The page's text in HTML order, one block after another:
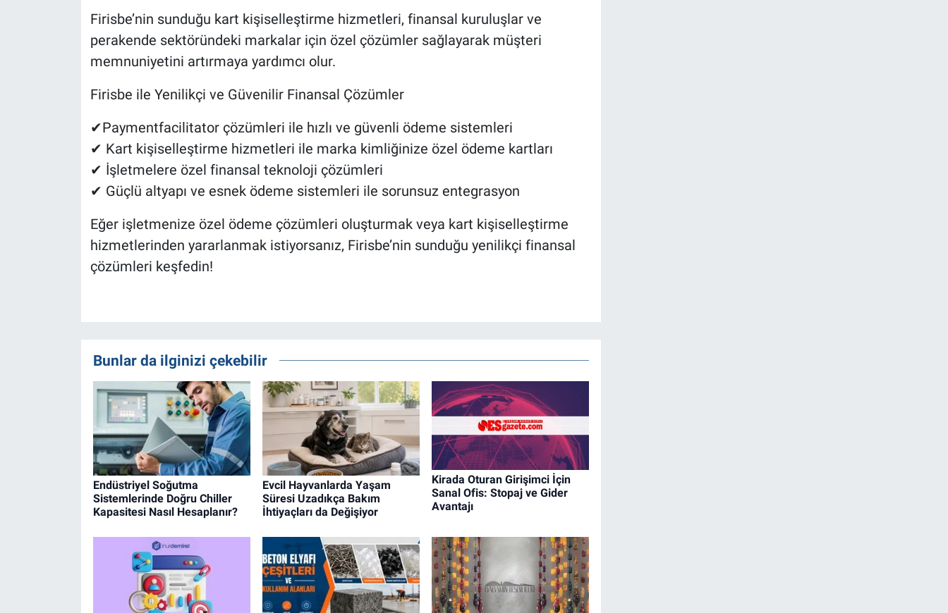
Firisbe’nin sunduğu kart kişiselleştirme hizmetleri, finansal kuruluşlar ve
perakende sektöründeki markalar için özel çözümler sağlayarak müşteri
memnuniyetini artırmaya yardımcı olur.
Firisbe ile Yenilikçi ve Güvenilir Finansal Çözümler
✔Paymentfacilitator çözümleri ile hızlı ve güvenli ödeme sistemleri
✔ Kart kişiselleştirme hizmetleri ile marka kimliğinize özel ödeme kartları
✔ İşletmelere özel finansal teknoloji çözümleri
✔ Güçlü altyapı ve esnek ödeme sistemleri ile sorunsuz entegrasyon
Eğer işletmenize özel ödeme çözümleri oluşturmak veya kart kişiselleştirme
hizmetlerinden yararlanmak istiyorsanız, Firisbe’nin sunduğu yenilikçi finansal
çözümleri keşfedin!
Bunlar da ilginizi çekebilir
Endüstriyel Soğutma
Sistemlerinde Doğru Chiller
Kapasitesi Nasıl Hesaplanır?
Evcil Hayvanlarda Yaşam
Süresi Uzadıkça Bakım
İhtiyaçları da Değişiyor
Kirada Oturan Girişimci İçin
Sanal Ofis: Stopaj ve Gider
Avantajı